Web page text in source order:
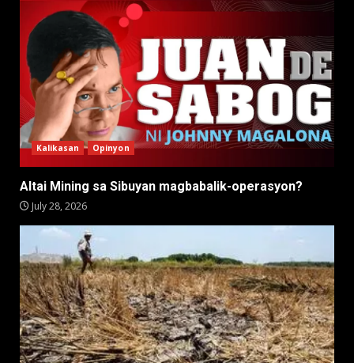
Kalikasan Opinyon
Altai Mining sa Sibuyan magbabalik-operasyon?
July 28, 2026